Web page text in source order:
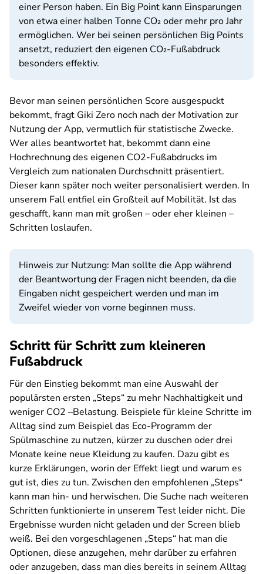
einer Person haben. Ein Big Point kann Einsparungen
von etwa einer halben Tonne CO₂ oder mehr pro Jahr
ermöglichen. Wer bei seinen persönlichen Big Points
ansetzt, reduziert den eigenen CO₂-Fußabdruck
besonders effektiv.
Bevor man seinen persönlichen Score ausgespuckt
bekommt, fragt Giki Zero noch nach der Motivation zur
Nutzung der App, vermutlich für statistische Zwecke.
Wer alles beantwortet hat, bekommt dann eine
Hochrechnung des eigenen CO2-Fußabdrucks im
Vergleich zum nationalen Durchschnitt präsentiert.
Dieser kann später noch weiter personalisiert werden. In
unserem Fall entfiel ein Großteil auf Mobilität. Ist das
geschafft, kann man mit großen – oder eher kleinen –
Schritten loslaufen.
Hinweis zur Nutzung: Man sollte die App während
der Beantwortung der Fragen nicht beenden, da die
Eingaben nicht gespeichert werden und man im
Zweifel wieder von vorne beginnen muss.
Schritt für Schritt zum kleineren
Fußabdruck
Für den Einstieg bekommt man eine Auswahl der
populärsten ersten „Steps“ zu mehr Nachhaltigkeit und
weniger CO2 –Belastung. Beispiele für kleine Schritte im
Alltag sind zum Beispiel das Eco-Programm der
Spülmaschine zu nutzen, kürzer zu duschen oder drei
Monate keine neue Kleidung zu kaufen. Dazu gibt es
kurze Erklärungen, worin der Effekt liegt und warum es
gut ist, dies zu tun. Zwischen den empfohlenen „Steps“
kann man hin- und herwischen. Die Suche nach weiteren
Schritten funktionierte in unserem Test leider nicht. Die
Ergebnisse wurden nicht geladen und der Screen blieb
weiß. Bei den vorgeschlagenen „Steps“ hat man die
Optionen, diese anzugehen, mehr darüber zu erfahren
oder anzugeben, dass man dies bereits in seinem Alltag